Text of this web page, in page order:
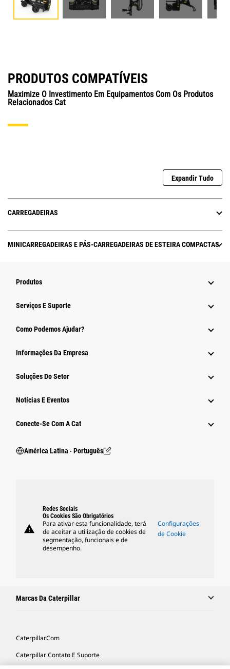
PRODUTOS COMPATÍVEIS
Maximize O Investimento Em Equipamentos Com Os Produtos
Relacionados Cat
Expandir Tudo
CARREGADEIRAS
MINICARREGADEIRAS E PÁS-CARREGADEIRAS DE ESTEIRA COMPACTAS
Produtos
Serviços E Suporte
Como Podemos Ajudar?
Informações Da Empresa
Soluções Do Setor
Notícias E Eventos
Conecte-Se Com A Cat
América Latina ‧ Português
warning
Redes Sociais
Os Cookies São Obrigatórios
Para ativar esta funcionalidade, terá
de aceitar a utilização de cookies de
segmentação, funcionais e de
desempenho.
Configurações
de Cookie
Marcas Da Caterpillar
Caterpillar.com
Caterpillar Contato E Suporte